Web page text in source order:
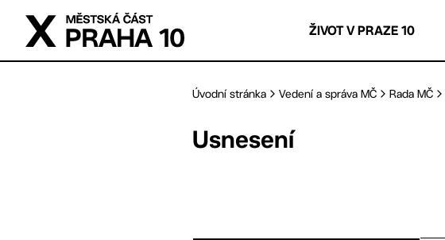
Přejít na hlavní obsah
ŽIVOT V PRAZE 10
Úvodní stránka Vedení a správa MČ Rada MČ
Usnesení